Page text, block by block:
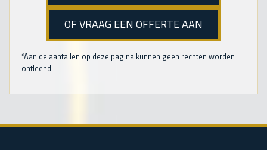
OF VRAAG EEN OFFERTE AAN
*Aan de aantallen op deze pagina kunnen geen rechten worden
ontleend.